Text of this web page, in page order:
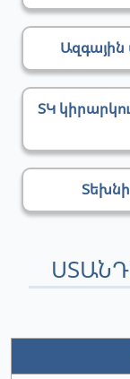
ՏԿ